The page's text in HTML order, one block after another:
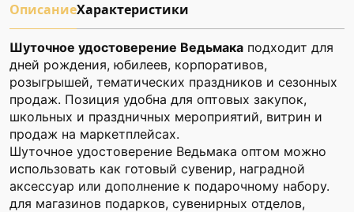
ОписаниеХарактеристики
Шуточное удостоверение Ведьмака подходит для
дней рождения, юбилеев, корпоративов,
розыгрышей, тематических праздников и сезонных
продаж. Позиция удобна для оптовых закупок,
школьных и праздничных мероприятий, витрин и
продаж на маркетплейсах.
Шуточное удостоверение Ведьмака оптом можно
использовать как готовый сувенир, наградной
аксессуар или дополнение к подарочному набору.
для магазинов подарков, сувенирных отделов,